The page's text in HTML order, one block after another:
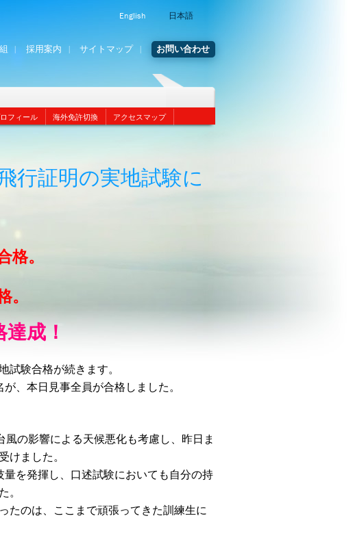
English 日本語
採用案内 サイトマップ お問い合わせ
フィール 海外免許切換 アクセスマップ
行証明の実地試験に
格。
。
成！
試験合格が続きます。
、本日見事全員が合格しました。
の影響による天候悪化も考慮し、昨日ま
けました。
を発揮し、口述試験においても自分の持
。
たのは、ここまで頑張ってきた訓練生に